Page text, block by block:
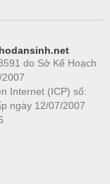
do Sở Kế Hoạch
Internet (ICP) số:
ngày 12/07/2007